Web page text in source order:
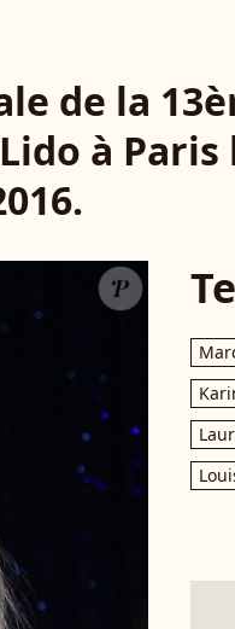
de la
à Paris